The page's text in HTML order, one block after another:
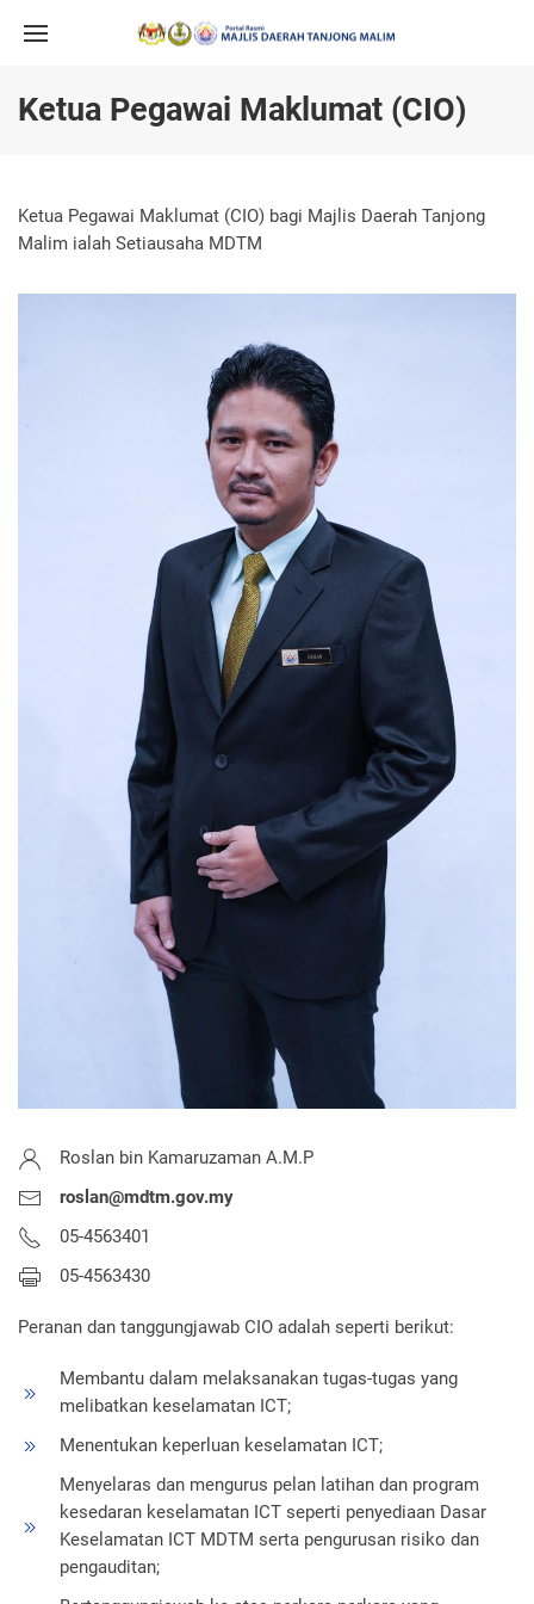
Ketua Pegawai Maklumat (CIO)
Ketua Pegawai Maklumat (CIO) bagi Majlis Daerah Tanjong
Malim ialah Setiausaha MDTM
Roslan bin Kamaruzaman A.M.P
roslan@mdtm.gov.my
05-4563401
05-4563430
Peranan dan tanggungjawab CIO adalah seperti berikut:
Membantu dalam melaksanakan tugas-tugas yang
melibatkan keselamatan ICT;
Menentukan keperluan keselamatan ICT;
Menyelaras dan mengurus pelan latihan dan program
kesedaran keselamatan ICT seperti penyediaan Dasar
Keselamatan ICT MDTM serta pengurusan risiko dan
pengauditan;